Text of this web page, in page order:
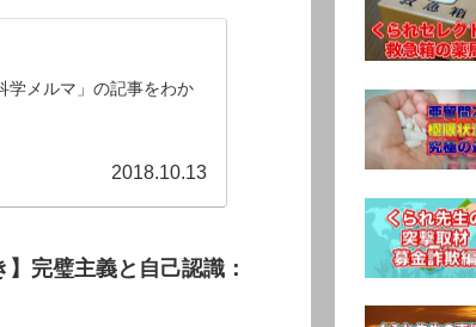
学メルマ」の記事をわか
2018.10.13
】完璧主義と自己認識：